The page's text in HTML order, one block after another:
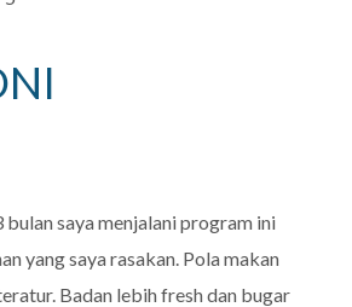
bulan saya menjalani program ini
yang saya rasakan. Pola makan
Badan lebih fresh dan bugar